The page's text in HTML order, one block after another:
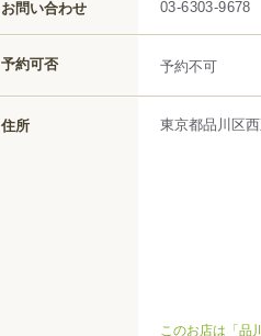
お問い合わせ 03-6303-9678
予約可否 予約不可
住所 東京都品川区
このお店は「品